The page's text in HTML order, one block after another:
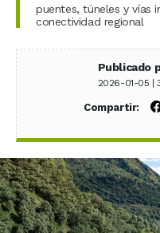
puentes, túneles y vías
conectividad regional
Publicado
2026-01-05 |
Compartir: